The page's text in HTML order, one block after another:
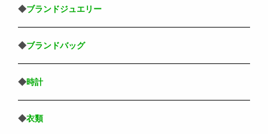
◆ブランドジュエリー
◆ブランドバッグ
◆時計
◆衣類